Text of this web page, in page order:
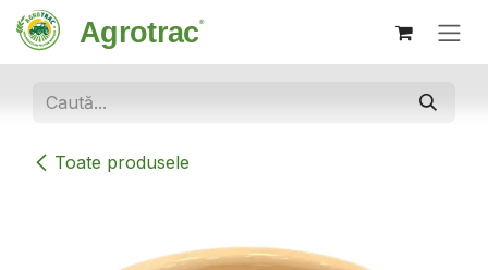
Sari la conținut
Toate produsele